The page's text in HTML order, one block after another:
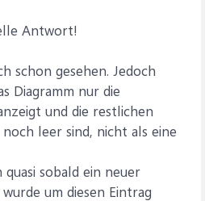
Antwort!
schon gesehen. Jedoch
Diagramm nur die
und die restlichen
leer sind, nicht als eine
quasi sobald ein neuer
um diesen Eintrag